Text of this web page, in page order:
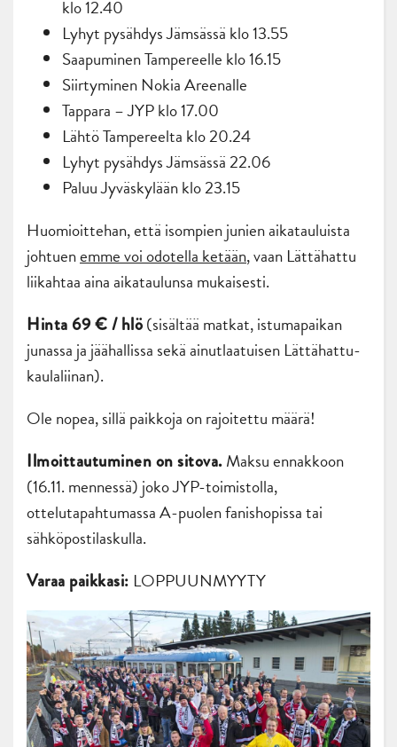
klo 12.40
Lyhyt pysähdysJämsässä klo 13.55
Saapuminen Tampereelle klo 16.15
Siirtyminen Nokia Areenalle
Tappara – JYP klo 17.00
Lähtö Tampereelta klo 20.24
Lyhyt pysähdys Jämsässä 22.06
Paluu Jyväskylään klo 23.15
Huomioittehan, että isompien junien aikatauluista
johtuenemme voi odotella ketään, vaan Lättähattu
liikahtaa aina aikataulunsa mukaisesti.
Hinta 69€/ hlö(sisältää matkat, istumapaikan
junassa ja jäähallissa sekä ainutlaatuisen Lättähattu-
kaulaliinan).
Ole nopea, sillä paikkoja on rajoitettu määrä!
Ilmoittautuminen on sitova.Maksu ennakkoon
(16.11. mennessä) joko JYP-toimistolla,
ottelutapahtumassa A-puolen fanishopissa tai
sähköpostilaskulla.
Varaa paikkasi: LOPPUUNMYYTY